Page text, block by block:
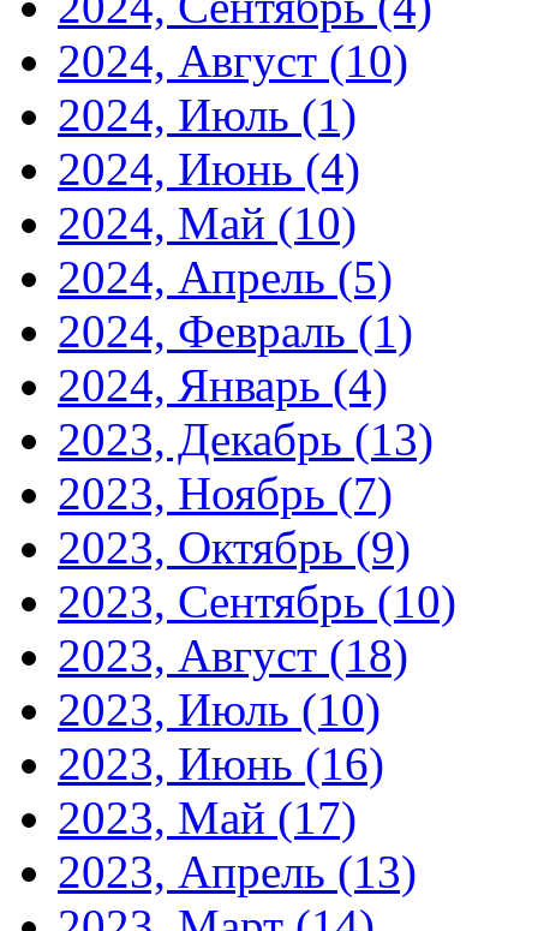
2024, Август (10)
2024, Июль (1)
2024, Июнь (4)
2024, Май (10)
2024, Апрель (5)
2024, Февраль (1)
2024, Январь (4)
2023, Декабрь (13)
2023, Ноябрь (7)
2023, Октябрь (9)
2023, Сентябрь (10)
2023, Август (18)
2023, Июль (10)
2023, Июнь (16)
2023, Май (17)
2023, Апрель (13)